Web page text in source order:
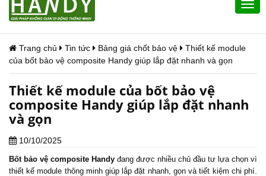
Trang chủ Tin tức Bảng giá chốt bảo vệ
Thiết kế module
của bốt bảo vệ composite Handy giúp lắp đặt nhanh và gọn
Thiết kế module của bốt bảo vệ
composite Handy giúp lắp đặt nhanh
và gọn
10/10/2025
Bốt bảo vệ composite Handy đang được nhiều chủ đầu tư lựa chọn vì
thiết kế module thông minh giúp lắp đặt nhanh, gọn và tiết kiệm chi phí.